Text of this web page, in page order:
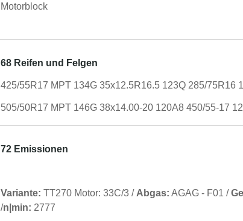
Motorblock
68 Reifen und Felgen
425/55R17 MPT 134G 35x12.5R16.5 123Q 285/75R16
505/50R17 MPT 146G 38x14.00-20 120A8 450/55-17
72 Emissionen
Variante: TT270 Motor: 33C/3 / Abgas: AGAG - F01 /
/n|min: 2777